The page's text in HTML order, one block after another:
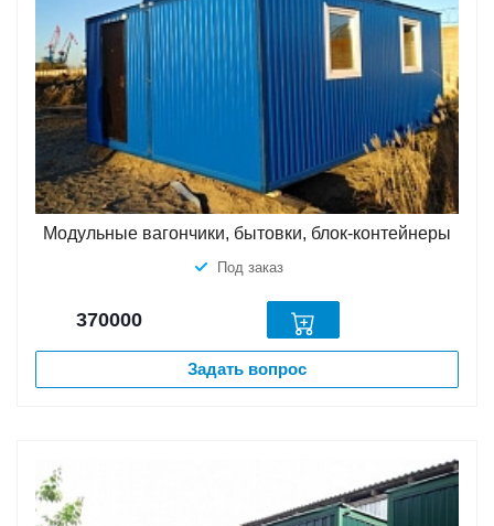
Модульные вагончики, бытовки, блок-контейнеры
Под заказ
370000
Задать вопрос